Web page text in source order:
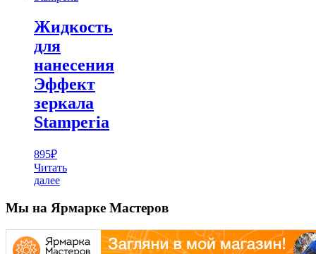
Жидкость
для
нанесения
Эффект
зеркала
Stamperia
895₽
Читать
далее
Мы на Ярмарке Мастеров